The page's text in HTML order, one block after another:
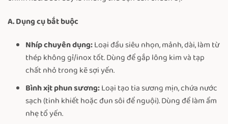
A. Dụng cụ bắt buộc
Nhíp chuyên dụng:Loại đầu siêu nhọn, mảnh, dài, làm từ
thép không gỉ/inox tốt. Dùng để gắp lông kim và tạp
chất nhỏ trong kẽ sợi yến.
Bình xịt phun sương:Loại tạo tia sương mịn, chứa nước
sạch (tinh khiết hoặc đun sôi để nguội). Dùng để làm ẩm
nhẹ tổ yến.